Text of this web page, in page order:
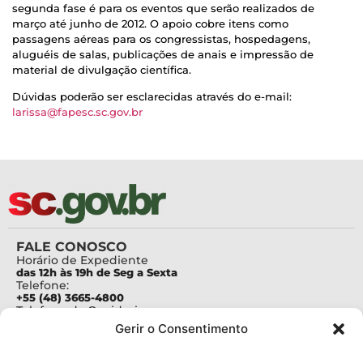
Gerir o Consentimento
segunda fase é para os eventos que serão realizados de
março até junho de 2012. O apoio cobre itens como
passagens aéreas para os congressistas, hospedagens,
aluguéis de salas, publicações de anais e impressão de
material de divulgação científica.
Dúvidas poderão ser esclarecidas através do e-mail:
larissa@fapesc.sc.gov.br
FALE CONOSCO
Horário de Expediente
das 12h às 19h de Seg a Sexta
Telefone:
+55 (48) 3665-4800
Telefone da Ouvidoria